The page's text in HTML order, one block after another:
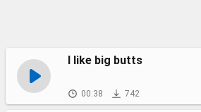
I like big butts
00:38 742